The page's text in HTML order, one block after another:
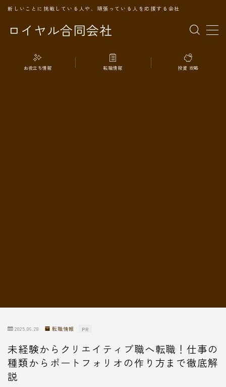
ロイヤル合同会社
新しいことに挑戦している人や、頑張っている人を応援する会社
MENU
TOPページ
お役立ち情報 転職情報 投資 攻略
2025.06.28 転職情報 PR
未経験からクリエイティブ職へ転職！仕事の
種類からポートフォリオの作り方まで徹底解
説